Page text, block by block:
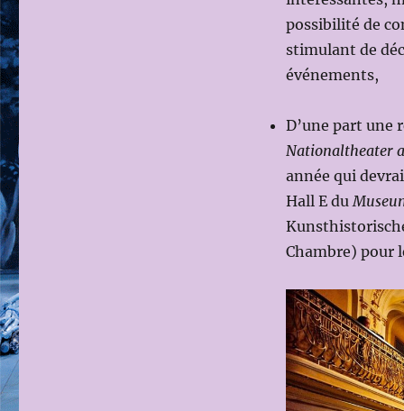
possibilité de
stimulant de
événements,
D’une part une
Nationaltheater
année qui
Hall E du
Chambre) pour